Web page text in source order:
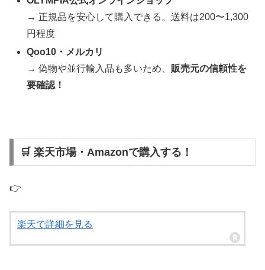
→ 正規品を安心して購入できる。送料は200〜1,300
円程度
Qoo10・メルカリ
→ 偽物や並行輸入品も多いため、 販売元の信頼性を
要確認！
🛒 楽天市場・Amazonで購入する！
👉
楽天で詳細を見る